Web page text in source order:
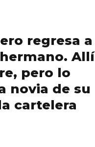
regresa a
Allí
pero lo
novia de su
cartelera